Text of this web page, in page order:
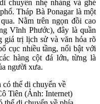
chuyển nhẹ nhàng và ghé
Tháp Bà Ponagar là một
Nằm trên ngọn đồi cao
Vĩnh Phước), đây là quần
giá trị lịch sử và văn hóa rõ
cục nhiều tầng, nổi bật với
hàng cột đá lớn, từng là
người xưa.